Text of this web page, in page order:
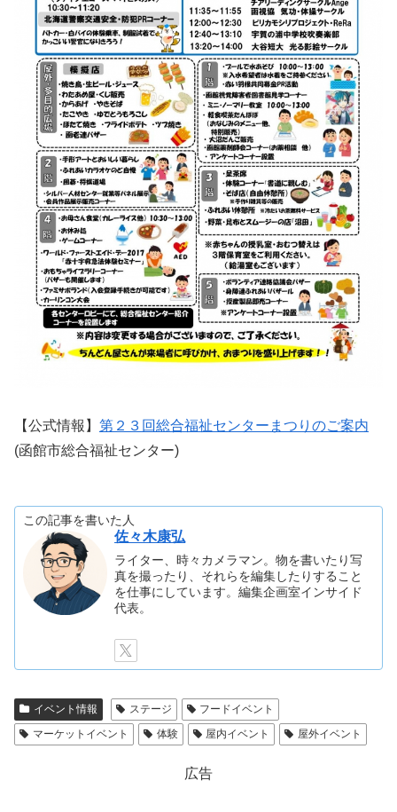
【公式情報】 第２３回総合福祉センターまつりのご案内
(函館市総合福祉センター)
この記事を書いた人
佐々木康弘
ライター、時々カメラマン。物を書いたり写
真を撮ったり、それらを編集したりすること
を仕事にしています。編集企画室インサイド
代表。
イベント情報 ステージ
フードイベント
マーケットイベント
体験 屋内イベント 屋外イベント
広告